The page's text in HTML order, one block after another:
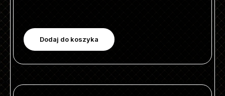
Dodaj do koszyka